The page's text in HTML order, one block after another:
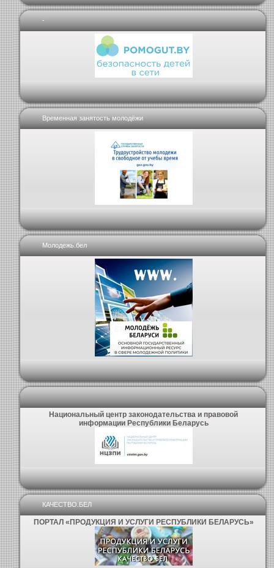
-
Временная занятость молодёжи
Молодежь.бел
Национальный центр законодательства и правовой
информации Республики Беларусь
КАЧЕСТВО.БЕЛ
ПОРТАЛ «ПРОДУКЦИЯ И УСЛУГИ РЕСПУБЛИКИ БЕЛАРУСЬ»